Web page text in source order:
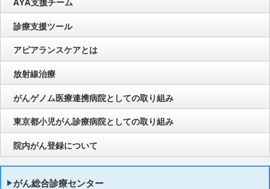
診療支援ツール
アピアランスケアとは
放射線治療
がんゲノム医療連携病院としての取り組み
東京都小児がん診療病院としての取り組み
院内がん登録について
がん総合診療センター